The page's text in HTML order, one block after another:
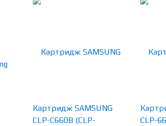
Картридж SAMSUNG
CLP-C660B (CLP-
CLP-